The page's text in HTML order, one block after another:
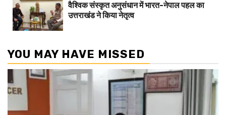
वैश्विक संस्कृत अनुसंधान में भारत-नेपाल पहल का
उत्तराखंड ने किया नेतृत्व
YOU MAY HAVE MISSED